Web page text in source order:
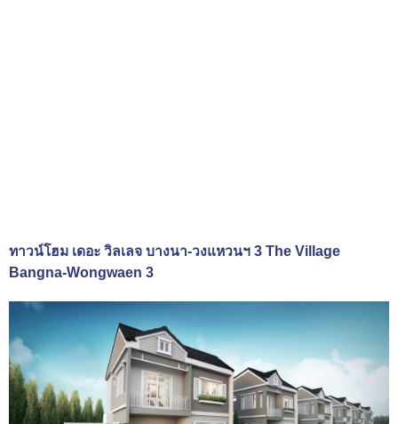
ทาวน์โฮม เดอะ วิลเลจ บางนา-วงแหวนฯ 3 The Village
Bangna-Wongwaen 3